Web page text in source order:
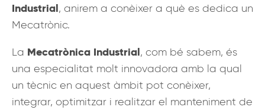
Industrial, anirem a conèixer a què es dedica un
Mecatrònic.
La Mecatrònica Industrial, com bé sabem, és
una especialitat molt innovadora amb la qual
un tècnic en aquest àmbit pot conèixer,
integrar, optimitzar i realitzar el manteniment de